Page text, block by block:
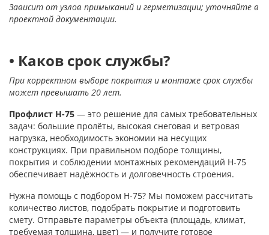
Зависит от узлов примыканий и герметизации; уточняйте в
проектной документации.
• Каков срок службы?
При корректном выборе покрытия и монтаже срок службы
может превышать 20 лет.
Профлист Н-75 — это решение для самых требовательных
задач: большие пролёты, высокая снеговая и ветровая
нагрузка, необходимость экономии на несущих
конструкциях. При правильном подборе толщины,
покрытия и соблюдении монтажных рекомендаций Н-75
обеспечивает надёжность и долговечность строения.
Нужна помощь с подбором Н-75? Мы поможем рассчитать
количество листов, подобрать покрытие и подготовить
смету. Отправьте параметры объекта (площадь, климат,
требуемая толщина, цвет) — и получите готовое